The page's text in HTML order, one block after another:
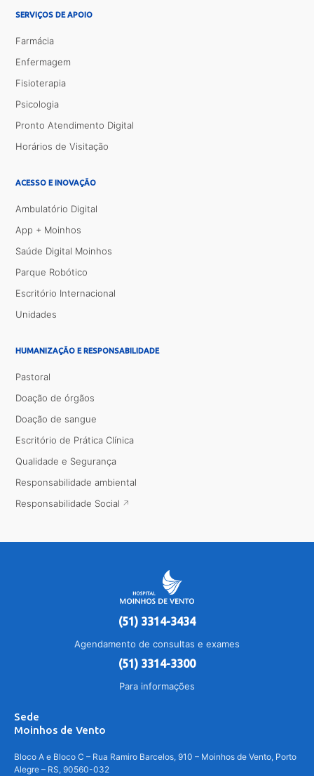
SERVIÇOS DE APOIO
Farmácia
Enfermagem
Fisioterapia
Psicologia
Pronto Atendimento Digital
Horários de Visitação
ACESSO E INOVAÇÃO
Ambulatório Digital
App + Moinhos
Saúde Digital Moinhos
Parque Robótico
Escritório Internacional
Unidades
HUMANIZAÇÃO E RESPONSABILIDADE
Pastoral
Doação de órgãos
Doação de sangue
Escritório de Prática Clínica
Qualidade e Segurança
Responsabilidade ambiental
Responsabilidade Social
(51) 3314-3434
Agendamento de consultas e exames
(51) 3314-3300
Para informações
Sede
Moinhos de Vento
Bloco A e Bloco C – Rua Ramiro Barcelos, 910 – Moinhos de Vento, Porto
Alegre – RS, 90560-032